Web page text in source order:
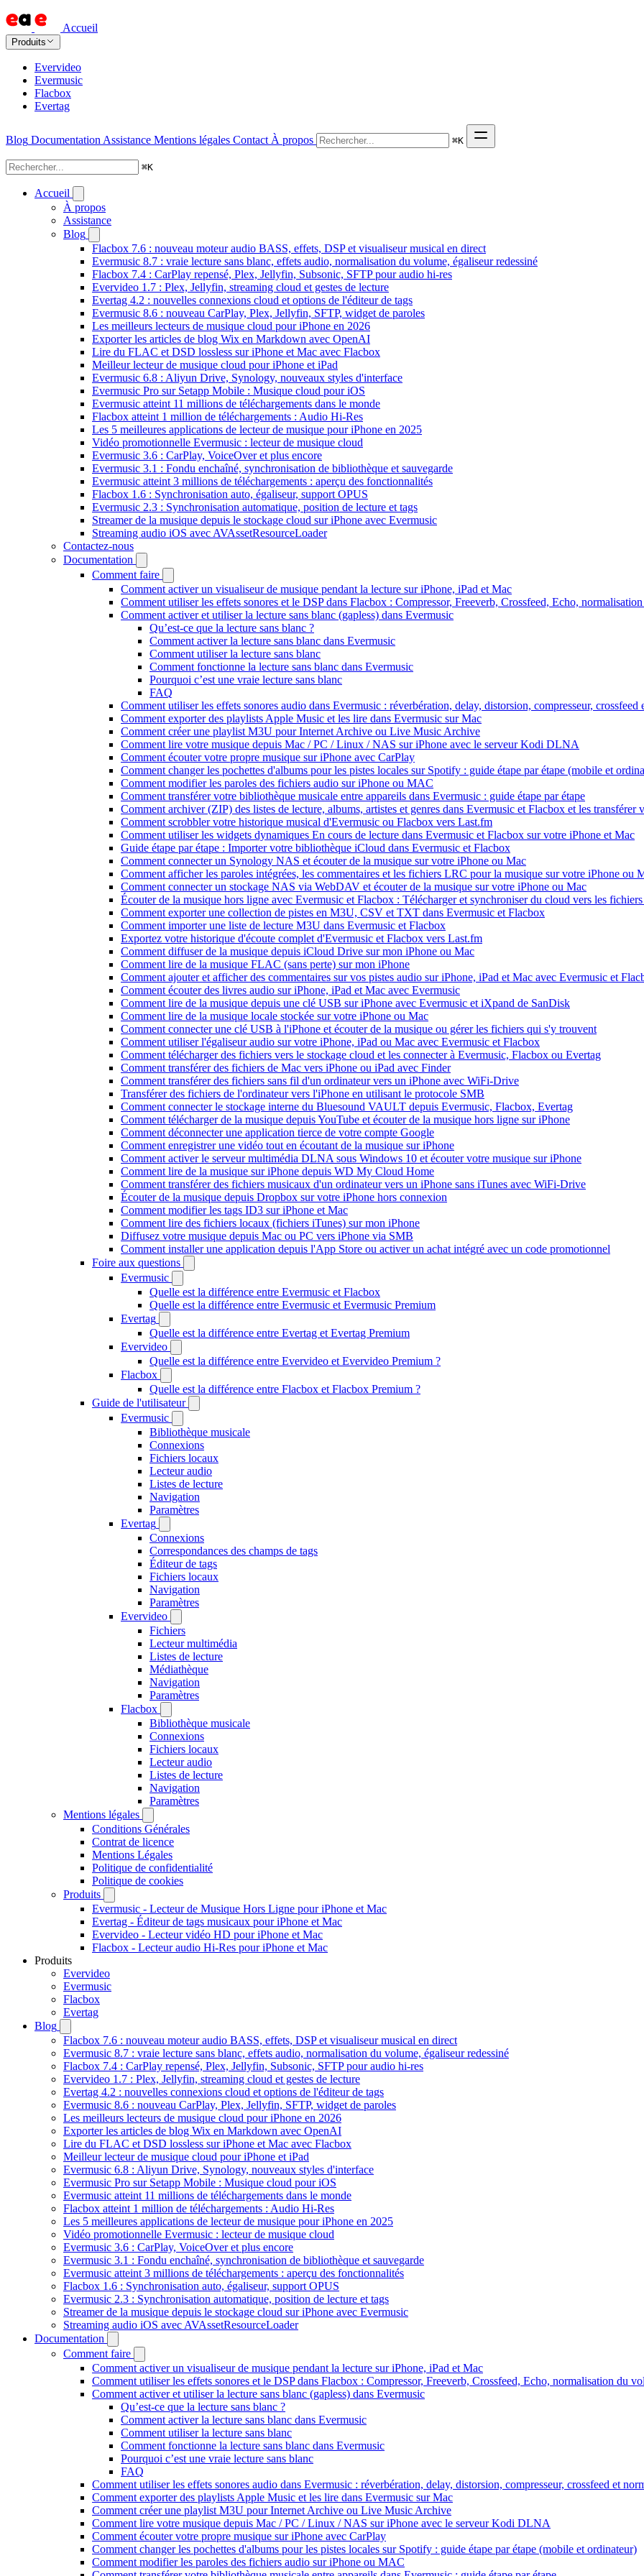
Accueil
Produits
Evervideo
Evermusic
Flacbox
Evertag
Blog Documentation Assistance Mentions légales Contact À propos ⌘K
⌘K
Accueil
À propos
Assistance
Blog
Flacbox 7.6 : nouveau moteur audio BASS, effets, DSP et visualiseur musical en direct
Evermusic 8.7 : vraie lecture sans blanc, effets audio, normalisation du volume, égaliseur redessiné
Flacbox 7.4 : CarPlay repensé, Plex, Jellyfin, Subsonic, SFTP pour audio hi-res
Evervideo 1.7 : Plex, Jellyfin, streaming cloud et gestes de lecture
Evertag 4.2 : nouvelles connexions cloud et options de l'éditeur de tags
Evermusic 8.6 : nouveau CarPlay, Plex, Jellyfin, SFTP, widget de paroles
Les meilleurs lecteurs de musique cloud pour iPhone en 2026
Exporter les articles de blog Wix en Markdown avec OpenAI
Lire du FLAC et DSD lossless sur iPhone et Mac avec Flacbox
Meilleur lecteur de musique cloud pour iPhone et iPad
Evermusic 6.8 : Aliyun Drive, Synology, nouveaux styles d'interface
Evermusic Pro sur Setapp Mobile : Musique cloud pour iOS
Evermusic atteint 11 millions de téléchargements dans le monde
Flacbox atteint 1 million de téléchargements : Audio Hi-Res
Les 5 meilleures applications de lecteur de musique pour iPhone en 2025
Vidéo promotionnelle Evermusic : lecteur de musique cloud
Evermusic 3.6 : CarPlay, VoiceOver et plus encore
Evermusic 3.1 : Fondu enchaîné, synchronisation de bibliothèque et sauvegarde
Evermusic atteint 3 millions de téléchargements : aperçu des fonctionnalités
Flacbox 1.6 : Synchronisation auto, égaliseur, support OPUS
Evermusic 2.3 : Synchronisation automatique, position de lecture et tags
Streamer de la musique depuis le stockage cloud sur iPhone avec Evermusic
Streaming audio iOS avec AVAssetResourceLoader
Contactez-nous
Documentation
Comment faire
Comment activer un visualiseur de musique pendant la lecture sur iPhone, iPad et Mac
Comment utiliser les effets sonores et le DSP dans Flacbox : Compressor, Freeverb, Crossfeed, Echo,
Comment activer et utiliser la lecture sans blanc (gapless) dans Evermusic
Qu’est-ce que la lecture sans blanc ?
Comment activer la lecture sans blanc dans Evermusic
Comment utiliser la lecture sans blanc
Comment fonctionne la lecture sans blanc dans Evermusic
Pourquoi c’est une vraie lecture sans blanc
FAQ
Comment utiliser les effets sonores audio dans Evermusic : réverbération, delay, distorsion, compresseur,
Comment exporter des playlists Apple Music et les lire dans Evermusic sur Mac
Comment créer une playlist M3U pour Internet Archive ou Live Music Archive
Comment lire votre musique depuis Mac / PC / Linux / NAS sur iPhone avec le serveur Kodi DLNA
Comment écouter votre propre musique sur iPhone avec CarPlay
Comment changer les pochettes d'albums pour les pistes locales sur Spotify : guide étape par étape (mobile et
Comment modifier les paroles des fichiers audio sur iPhone ou MAC
Comment transférer votre bibliothèque musicale entre appareils dans Evermusic : guide étape par étape
Comment archiver (ZIP) des listes de lecture, albums, artistes et genres dans Evermusic et Flacbox et les transférer
Comment scrobbler votre historique musical d'Evermusic ou Flacbox vers Last.fm
Comment utiliser les widgets dynamiques En cours de lecture dans Evermusic et Flacbox sur votre iPhone et Mac
Guide étape par étape : Importer votre bibliothèque iCloud dans Evermusic et Flacbox
Comment connecter un Synology NAS et écouter de la musique sur votre iPhone ou Mac
Comment afficher les paroles intégrées, les commentaires et les fichiers LRC pour la musique sur votre iPhone ou
Comment connecter un stockage NAS via WebDAV et écouter de la musique sur votre iPhone ou Mac
Écouter de la musique hors ligne avec Evermusic et Flacbox : Télécharger et synchroniser du cloud vers les
Comment exporter une collection de pistes en M3U, CSV et TXT dans Evermusic et Flacbox
Comment importer une liste de lecture M3U dans Evermusic et Flacbox
Exportez votre historique d'écoute complet d'Evermusic et Flacbox vers Last.fm
Comment diffuser de la musique depuis iCloud Drive sur mon iPhone ou Mac
Comment lire de la musique FLAC (sans perte) sur mon iPhone
Comment ajouter et afficher des commentaires sur vos pistes audio sur iPhone, iPad et Mac avec Evermusic et
Comment écouter des livres audio sur iPhone, iPad et Mac avec Evermusic
Comment lire de la musique depuis une clé USB sur iPhone avec Evermusic et iXpand de SanDisk
Comment lire de la musique locale stockée sur votre iPhone ou Mac
Comment connecter une clé USB à l'iPhone et écouter de la musique ou gérer les fichiers qui s'y trouvent
Comment utiliser l'égaliseur audio sur votre iPhone, iPad ou Mac avec Evermusic et Flacbox
Comment télécharger des fichiers vers le stockage cloud et les connecter à Evermusic, Flacbox ou Evertag
Comment transférer des fichiers de Mac vers iPhone ou iPad avec Finder
Comment transférer des fichiers sans fil d'un ordinateur vers un iPhone avec WiFi-Drive
Transférer des fichiers de l'ordinateur vers l'iPhone en utilisant le protocole SMB
Comment connecter le stockage interne du Bluesound VAULT depuis Evermusic, Flacbox, Evertag
Comment télécharger de la musique depuis YouTube et écouter de la musique hors ligne sur iPhone
Comment déconnecter une application tierce de votre compte Google
Comment enregistrer une vidéo tout en écoutant de la musique sur iPhone
Comment activer le serveur multimédia DLNA sous Windows 10 et écouter votre musique sur iPhone
Comment lire de la musique sur iPhone depuis WD My Cloud Home
Comment transférer des fichiers musicaux d'un ordinateur vers un iPhone sans iTunes avec WiFi-Drive
Écouter de la musique depuis Dropbox sur votre iPhone hors connexion
Comment modifier les tags ID3 sur iPhone et Mac
Comment lire des fichiers locaux (fichiers iTunes) sur mon iPhone
Diffusez votre musique depuis Mac ou PC vers iPhone via SMB
Comment installer une application depuis l'App Store ou activer un achat intégré avec un code promotionnel
Foire aux questions
Evermusic
Quelle est la différence entre Evermusic et Flacbox
Quelle est la différence entre Evermusic et Evermusic Premium
Evertag
Quelle est la différence entre Evertag et Evertag Premium
Evervideo
Quelle est la différence entre Evervideo et Evervideo Premium ?
Flacbox
Quelle est la différence entre Flacbox et Flacbox Premium ?
Guide de l'utilisateur
Evermusic
Bibliothèque musicale
Connexions
Fichiers locaux
Lecteur audio
Listes de lecture
Navigation
Paramètres
Evertag
Connexions
Correspondances des champs de tags
Éditeur de tags
Fichiers locaux
Navigation
Paramètres
Evervideo
Fichiers
Lecteur multimédia
Listes de lecture
Médiathèque
Navigation
Paramètres
Flacbox
Bibliothèque musicale
Connexions
Fichiers locaux
Lecteur audio
Listes de lecture
Navigation
Paramètres
Mentions légales
Conditions Générales
Contrat de licence
Mentions Légales
Politique de confidentialité
Politique de cookies
Produits
Evermusic - Lecteur de Musique Hors Ligne pour iPhone et Mac
Evertag - Éditeur de tags musicaux pour iPhone et Mac
Evervideo - Lecteur vidéo HD pour iPhone et Mac
Flacbox - Lecteur audio Hi-Res pour iPhone et Mac
Produits
Evervideo
Evermusic
Flacbox
Evertag
Blog
Flacbox 7.6 : nouveau moteur audio BASS, effets, DSP et visualiseur musical en direct
Evermusic 8.7 : vraie lecture sans blanc, effets audio, normalisation du volume, égaliseur redessiné
Flacbox 7.4 : CarPlay repensé, Plex, Jellyfin, Subsonic, SFTP pour audio hi-res
Evervideo 1.7 : Plex, Jellyfin, streaming cloud et gestes de lecture
Evertag 4.2 : nouvelles connexions cloud et options de l'éditeur de tags
Evermusic 8.6 : nouveau CarPlay, Plex, Jellyfin, SFTP, widget de paroles
Les meilleurs lecteurs de musique cloud pour iPhone en 2026
Exporter les articles de blog Wix en Markdown avec OpenAI
Lire du FLAC et DSD lossless sur iPhone et Mac avec Flacbox
Meilleur lecteur de musique cloud pour iPhone et iPad
Evermusic 6.8 : Aliyun Drive, Synology, nouveaux styles d'interface
Evermusic Pro sur Setapp Mobile : Musique cloud pour iOS
Evermusic atteint 11 millions de téléchargements dans le monde
Flacbox atteint 1 million de téléchargements : Audio Hi-Res
Les 5 meilleures applications de lecteur de musique pour iPhone en 2025
Vidéo promotionnelle Evermusic : lecteur de musique cloud
Evermusic 3.6 : CarPlay, VoiceOver et plus encore
Evermusic 3.1 : Fondu enchaîné, synchronisation de bibliothèque et sauvegarde
Evermusic atteint 3 millions de téléchargements : aperçu des fonctionnalités
Flacbox 1.6 : Synchronisation auto, égaliseur, support OPUS
Evermusic 2.3 : Synchronisation automatique, position de lecture et tags
Streamer de la musique depuis le stockage cloud sur iPhone avec Evermusic
Streaming audio iOS avec AVAssetResourceLoader
Documentation
Comment faire
Comment activer un visualiseur de musique pendant la lecture sur iPhone, iPad et Mac
Comment utiliser les effets sonores et le DSP dans Flacbox : Compressor, Freeverb, Crossfeed, Echo, normalisation du
Comment activer et utiliser la lecture sans blanc (gapless) dans Evermusic
Qu’est-ce que la lecture sans blanc ?
Comment activer la lecture sans blanc dans Evermusic
Comment utiliser la lecture sans blanc
Comment fonctionne la lecture sans blanc dans Evermusic
Pourquoi c’est une vraie lecture sans blanc
FAQ
Comment utiliser les effets sonores audio dans Evermusic : réverbération, delay, distorsion, compresseur, crossfeed et
Comment exporter des playlists Apple Music et les lire dans Evermusic sur Mac
Comment créer une playlist M3U pour Internet Archive ou Live Music Archive
Comment lire votre musique depuis Mac / PC / Linux / NAS sur iPhone avec le serveur Kodi DLNA
Comment écouter votre propre musique sur iPhone avec CarPlay
Comment changer les pochettes d'albums pour les pistes locales sur Spotify : guide étape par étape (mobile et ordinateur)
Comment modifier les paroles des fichiers audio sur iPhone ou MAC